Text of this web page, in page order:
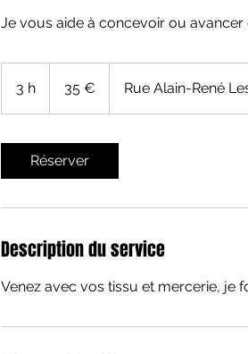
Je vous aide à concevoir ou
3 h
h
35 € Rue Alain-René
Réserver
Description du service
Venez avec vos tissu et mercerie, je